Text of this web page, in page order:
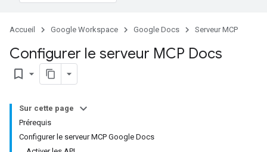
Accueil Google Workspace Google Docs Serveur MCP
Configurer le serveur MCP Docs
bookmark_border
Sur cette page
Prérequis
Configurer le serveur MCP Google Docs